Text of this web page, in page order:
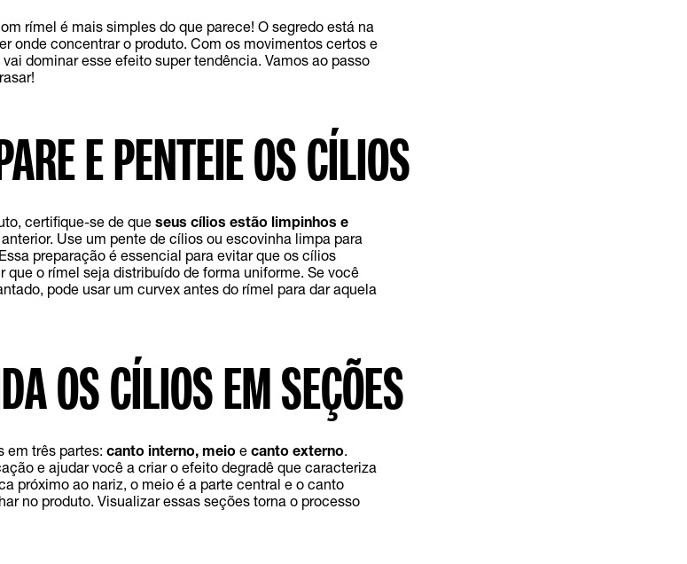
rímel é mais simples do que parece! O segredo está na
onde concentrar o produto. Com os movimentos certos e
dominar esse efeito super tendência. Vamos ao passo
E PENTEIE OS CÍLIOS
certifique-se de que seus cílios estão limpinhos e
anterior. Use um pente de cílios ou escovinha limpa para
preparação é essencial para evitar que os cílios
que o rímel seja distribuído de forma uniforme. Se você
pode usar um curvex antes do rímel para dar aquela
OS CÍLIOS EM SEÇÕES
em três partes: canto interno, meio e canto externo.
e ajudar você a criar o efeito degradê que caracteriza
próximo ao nariz, o meio é a parte central e o canto
no produto. Visualizar essas seções torna o processo